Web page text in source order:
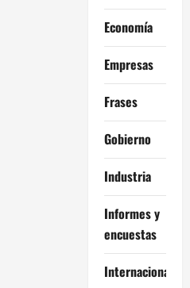
Economía
Empresas
Frases
Gobierno
Industria
Informes y
encuestas
Internacional